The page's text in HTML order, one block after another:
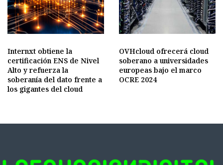
Internxt obtiene la
certificación ENS de Nivel
Alto y refuerza la
soberanía del dato frente a
los gigantes del cloud
OVHcloud ofrecerá cloud
soberano a universidades
europeas bajo el marco
OCRE 2024